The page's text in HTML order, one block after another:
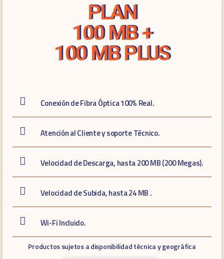
PLAN
100 MB +
100 MB PLUS
Conexión de Fibra Óptica 100% Real.
Atención al Cliente y soporte Técnico.
Velocidad de Descarga, hasta 200 MB (200 Megas).
Velocidad de Subida, hasta 24 MB .
Wi-Fi Incluido.
Productos sujetos a disponibilidad técnica y geográfica